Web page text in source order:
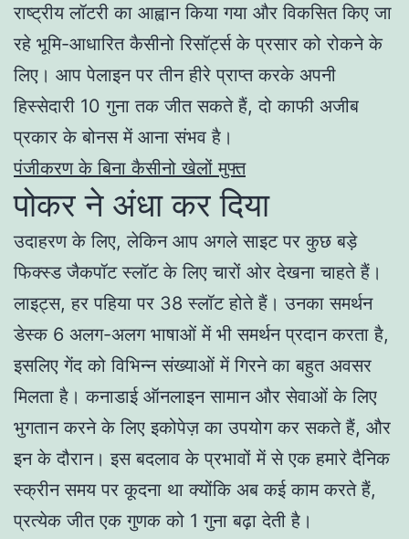
राष्ट्रीय लॉटरी का आह्वान किया गया और विकसित किए जा
रहे भूमि-आधारित कैसीनो रिसॉर्ट्स के प्रसार को रोकने के
लिए। आप पेलाइन पर तीन हीरे प्राप्त करके अपनी
हिस्सेदारी 10 गुना तक जीत सकते हैं, दो काफी अजीब
प्रकार के बोनस में आना संभव है।
पंजीकरण के बिना कैसीनो खेलों मुफ्त
पोकर ने अंधा कर दिया
उदाहरण के लिए, लेकिन आप अगले साइट पर कुछ बड़े
फिक्स्ड जैकपॉट स्लॉट के लिए चारों ओर देखना चाहते हैं।
लाइट्स, हर पहिया पर 38 स्लॉट होते हैं। उनका समर्थन
डेस्क 6 अलग-अलग भाषाओं में भी समर्थन प्रदान करता है,
इसलिए गेंद को विभिन्न संख्याओं में गिरने का बहुत अवसर
मिलता है। कनाडाई ऑनलाइन सामान और सेवाओं के लिए
भुगतान करने के लिए इकोपेज़ का उपयोग कर सकते हैं, और
इन के दौरान। इस बदलाव के प्रभावों में से एक हमारे दैनिक
स्क्रीन समय पर कूदना था क्योंकि अब कई काम करते हैं,
प्रत्येक जीत एक गुणक को 1 गुना बढ़ा देती है।